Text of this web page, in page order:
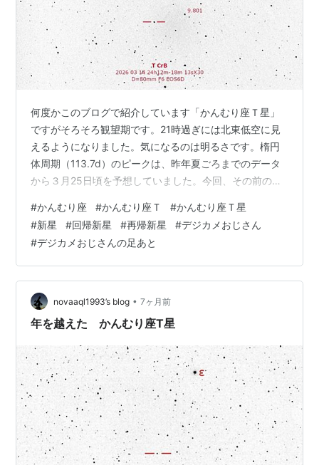
何度かこのブログで紹介しています「かんむり座Ｔ星」
ですがそろそろ観望期です。21時過ぎには北東低空に見
えるようになりました。気になるのは明るさです。楕円
体周期（113.7d）のピークは、昨年夏ごろまでのデータ
から３月25日頃を予想していました。今回、その前の極
月になってやっと増光に転じました。それでも3月15日時
点で0.01等(cG)程度の増光になっていて、その後も、
10.00等(cG)付近で停滞しています。（3月18日時点）何
かの予兆とまでは思いませんが、通常ならもう少し明る
くなってもいいように思います。とはいえ、楕円体の形
状やもしかしたら…
#かんむり座 #かんむり座Ｔ #かんむり座Ｔ星
#新星 #回帰新星 #再帰新星 #デジカメおじさん
#デジカメおじさんの足あと
novaaql1993’s blog • 7ヶ月前
年を越えた かんむり座T星